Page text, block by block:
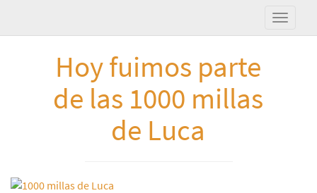
Hoy fuimos parte
de las 1000 millas
de Luca